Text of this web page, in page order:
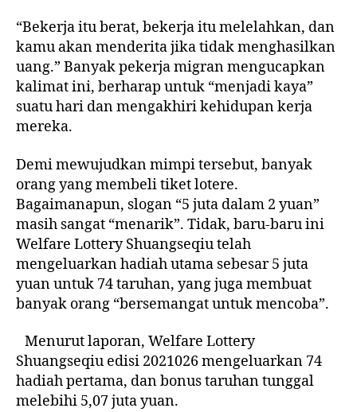
saat
membeli
tiket
lotre
“Bekerja itu berat, bekerja itu melelahkan, dan
kamu akan menderita jika tidak menghasilkan
uang.” Banyak pekerja migran mengucapkan
kalimat ini, berharap untuk “menjadi kaya”
suatu hari dan mengakhiri kehidupan kerja
mereka.
Demi mewujudkan mimpi tersebut, banyak
orang yang membeli tiket lotere.
Bagaimanapun, slogan “5 juta dalam 2 yuan”
masih sangat “menarik”. Tidak, baru-baru ini
Welfare Lottery Shuangseqiu telah
mengeluarkan hadiah utama sebesar 5 juta
yuan untuk 74 taruhan, yang juga membuat
banyak orang “bersemangat untuk mencoba”.
Menurut laporan, Welfare Lottery
Shuangseqiu edisi 2021026 mengeluarkan 74
hadiah pertama, dan bonus taruhan tunggal
melebihi 5,07 juta yuan.